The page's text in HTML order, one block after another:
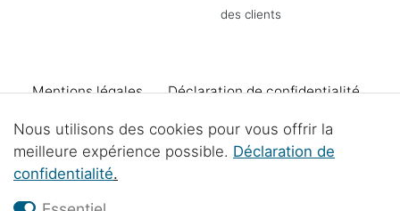
des clients
Mentions légales Déclaration de confidentialité
Conditions générales Declaration d'accessibilité
Droit de rétractation
Nous utilisons des cookies pour vous offrir la
meilleure expérience possible. Déclaration de
confidentialité.